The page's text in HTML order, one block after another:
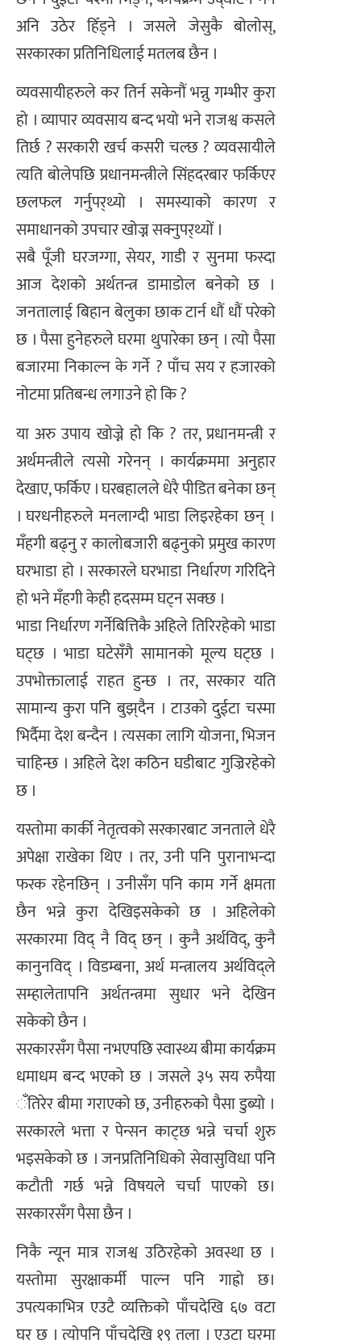
अनि उठेर हिँड्ने । जसले जेसुकै बोलोस्,
सरकारका प्रतिनिधिलाई मतलब छैन ।
व्यवसायीहरुले कर तिर्न सकेनौं भन्नु गम्भीर कुरा
हो । व्यापार व्यवसाय बन्द भयो भने राजश्व कसले
तिर्छ ? सरकारी खर्च कसरी चल्छ ? व्यवसायीले
त्यति बोलेपछि प्रधानमन्त्रीले सिंहदरबार फर्किएर
छलफल गर्नुपर्‌थ्यो । समस्याको कारण र
समाधानको उपचार खोज्न सक्नुपर्‌थ्यों ।
सबै पूँजी घरजग्गा, सेयर, गाडी र सुनमा फस्दा
आज देशको अर्थतन्त्र डामाडोल बनेको छ ।
जनतालाई बिहान बेलुका छाक टार्न धौं धौं परेको
छ । पैसा हुनेहरुले घरमा थुपारेका छन् । त्यो पैसा
बजारमा निकाल्न के गर्ने ? पाँच सय र हजारको
नोटमा प्रतिबन्ध लगाउने हो कि ?
या अरु उपाय खोज्ने हो कि ? तर, प्रधानमन्त्री र
अर्थमन्त्रीले त्यसो गरेनन् । कार्यक्रममा अनुहार
देखाए, फर्किए । घरबहालले धेरै पीडित बनेका छन्
। घरधनीहरुले मनलाग्दी भाडा लिइरहेका छन् ।
मँहगी बढ्नु र कालोबजारी बढ्नुको प्रमुख कारण
घरभाडा हो । सरकारले घरभाडा निर्धारण गरिदिने
हो भने मँहगी केही हदसम्म घट्न सक्छ ।
भाडा निर्धारण गर्नेबित्तिकै अहिले तिरिरहेको भाडा
घट्छ । भाडा घटेसँगै सामानको मूल्य घट्छ ।
उपभोक्तालाई राहत हुन्छ । तर, सरकार यति
सामान्य कुरा पनि बुझ्‌दैन । टाउको दुईटा चस्मा
भिर्दैमा देश बन्दैन । त्यसका लागि योजना, भिजन
चाहिन्छ । अहिले देश कठिन घडीबाट गुज्रिरहेको
छ ।
यस्तोमा कार्की नेतृत्वको सरकारबाट जनताले धेरै
अपेक्षा राखेका थिए । तर, उनी पनि पुरानाभन्दा
फरक रहेनछिन् । उनीसँग पनि काम गर्ने क्षमता
छैन भन्ने कुरा देखिइसकेको छ । अहिलेको
सरकारमा विद् नै विद् छन् । कुनै अर्थविद्, कुनै
कानुनविद् । विडम्बना, अर्थ मन्त्रालय अर्थविद्ले
सम्हालेतापनि अर्थतन्त्रमा सुधार भने देखिन
सकेको छैन ।
सरकारसँग पैसा नभएपछि स्वास्थ्य बीमा कार्यक्रम
धमाधम बन्द भएको छ । जसले ३५ सय रुपैया
ँतिरेर बीमा गराएको छ, उनीहरुको पैसा डुब्यो ।
सरकारले भत्ता र पेन्सन काट्छ भन्ने चर्चा शुरु
भइसकेको छ । जनप्रतिनिधिको सेवासुविधा पनि
कटौती गर्छ भन्ने विषयले चर्चा पाएको छ।
सरकारसँग पैसा छैन ।
निकै न्यून मात्र राजश्व उठिरहेको अवस्था छ ।
यस्तोमा सुरक्षाकर्मी पाल्न पनि गाह्रो छ।
उपत्यकाभित्र एउटै व्यक्तिको पाँचदेखि ६७ वटा
घर छ । त्योपनि पाँचदेखि १९ तला । एउटा घरमा